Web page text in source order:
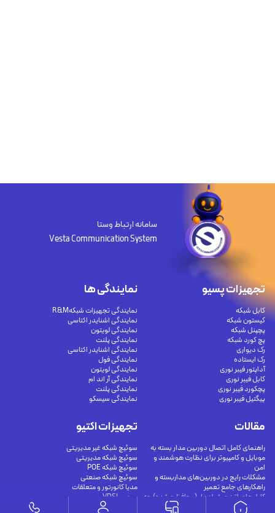
سامانه ارتباط وستا
Vesta Communication System
تجهیزات پسیو
کابل شبکه
کیستون شبکه
پچپنل شبکه
پچ کورد شبکه
رک دیواری
رک ایستاده
آداپتور فیبر نوری
کابل فیبر نوری
پچکورد فیبر نوری
پیگتیل فیبر نوری
تجهیزات اکتیو
سوئیچ شبکه غیر مدیریتی
سوئیچ شبکه مدیریتی
سوئیچ شبکه POE
سوئیچ شبکه صنعتی
مدیا کانورتور و متعلقات
مودم VDSL
نمایندگی ها
نمایندگی تجهیزات شبکهR&M
نمایندگی اشنایدر اکتاسی
نمایندگی لویتون
نمایندگی پلنت
نمایندگی اشنایدر اکتاسی
نمایندگی فول
نمایندگی لویتون
نمایندگی آر اند ام
نمایندگی پلنت
نمایندگی سیسکو
مقالات
راهنمای کامل اتصال دوربین مدار بسته به
موبایل و کامپیوتر برای نظارت هوشمند و
امن
مشکلات رایج در دوربین‌های مداربسته و
راهکارهای جامع تعمیر
کابل‌های اترنت شیلددار (محافظت‌شده) چه
هستند؟